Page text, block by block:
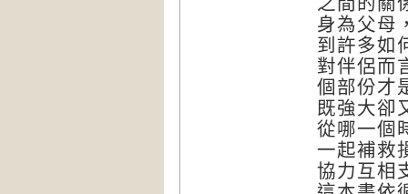
身為父母
到許多如
對伴侶而
個部份才
既強大卻
從哪一個
一起補救
協力互相